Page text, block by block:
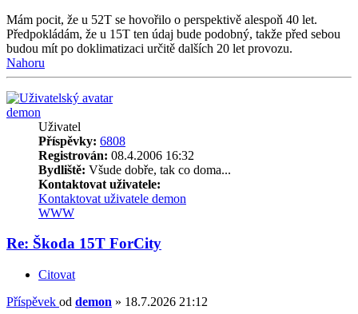
Mám pocit, že u 52T se hovořilo o perspektivě alespoň 40 let.
Předpokládám, že u 15T ten údaj bude podobný, takže před sebou
budou mít po doklimatizaci určitě dalších 20 let provozu.
Nahoru
demon
Uživatel
Příspěvky: 6808
Registrován: 08.4.2006 16:32
Bydliště: Všude dobře, tak co doma...
Kontaktovat uživatele:
Kontaktovat uživatele demon
WWW
Re: Škoda 15T ForCity
Citovat
Příspěvek od demon » 18.7.2026 21:12